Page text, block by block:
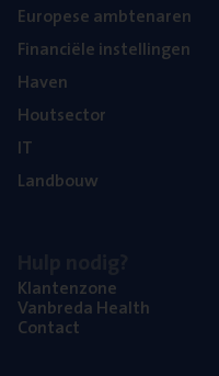
Euro­pe­se ambtenaren
Finan­ci­ë­le instellingen
Haven
Hout­sec­tor
IT
Land­bouw
Klan­ten­zo­ne
Van­b­re­da Health
Con­tact